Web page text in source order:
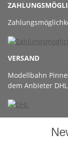
VERSAND
Modellbahn
dem Anbieter